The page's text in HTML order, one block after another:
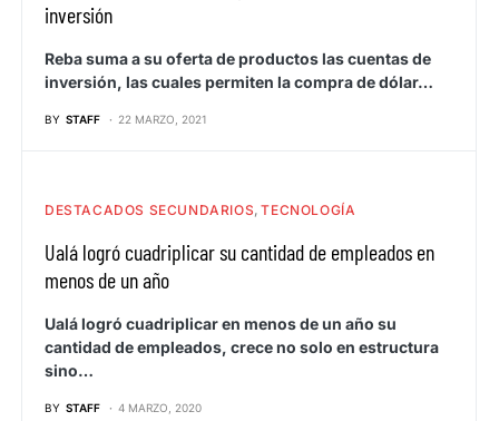
inversión
Reba suma a su oferta de productos las cuentas de
inversión, las cuales permiten la compra de dólar…
BY STAFF 22 MARZO, 2021
DESTACADOS SECUNDARIOS TECNOLOGÍA
Ualá logró cuadriplicar su cantidad de empleados en
menos de un año
Ualá logró cuadriplicar en menos de un año su
cantidad de empleados, crece no solo en estructura
sino…
BY STAFF 4 MARZO, 2020